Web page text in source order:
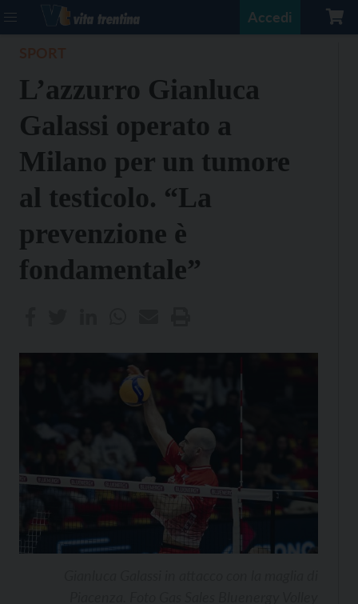
Accedi
L’azzurro Gianluca
Galassi operato a
Milano per un tumore
al testicolo. “La
prevenzione è
fondamentale”